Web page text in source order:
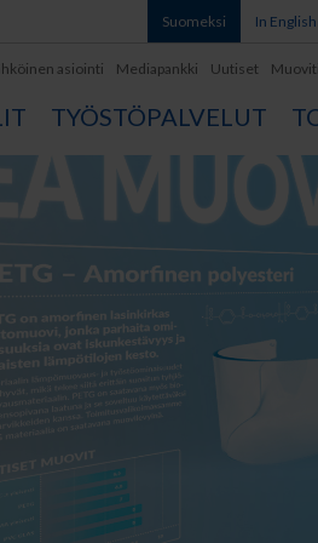
Suomeksi In English
asiointi Mediapankki Uutiset
TYÖSTÖPALVELUT